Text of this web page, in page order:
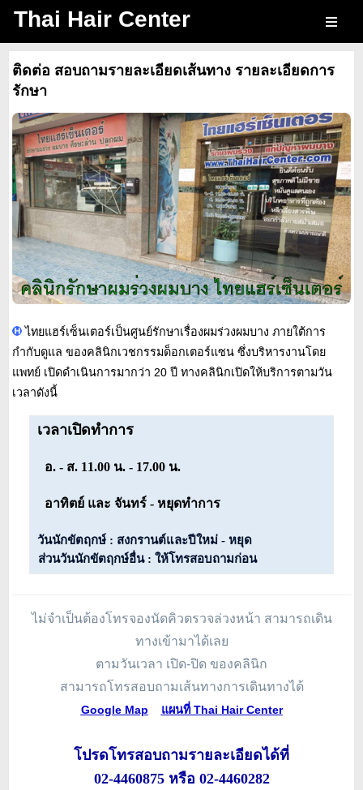
Thai Hair Center
ติดต่อ สอบถามรายละเอียดเส้นทาง รายละเอียดการ
รักษา
ไทยแฮร์เซ็นเตอร์เป็นศูนย์รักษาเรื่องผมร่วงผมบาง ภายใต้การ
กำกับดูแล ของคลินิกเวชกรรมด็อกเตอร์แซน ซึ่งบริหารงานโดย
แพทย์ เปิดดำเนินการมากว่า 20 ปี ทางคลินิกเปิดให้บริการตามวัน
เวลาดังนี้
เวลาเปิดทำการ
อ. - ส. 11.00 น. - 17.00 น.
อาทิตย์ และ จันทร์ - หยุดทำการ
วันนักขัตฤกษ์ : สงกรานต์และปีใหม่ - หยุด
ส่วนวันนักขัตฤกษ์อื่น : ให้โทรสอบถามก่อน
ไม่จำเป็นต้องโทรจองนัดคิวตรวจล่วงหน้า สามารถเดิน
ทางเข้ามาได้เลย
ตามวันเวลา เปิด-ปิด ของคลินิก
สามารถโทรสอบถามเส้นทางการเดินทางได้
Google Map แผนที่ Thai Hair Center
โปรดโทรสอบถามรายละเอียดได้ที่
02-4460875 หรือ 02-4460282